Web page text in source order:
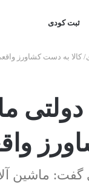
ثبت کودی
کالا به دست کشاورز
گفت: ماشین